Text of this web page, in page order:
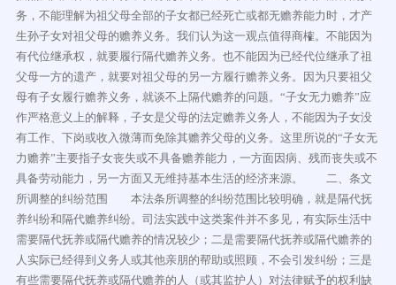
务，不能理解为祖父母全部的子女都已经死亡或都无赡养能力时，才产
生孙子女对祖父母的赡养义务。我们认为这一观点值得商榷。不能因为
有代位继承权，就要履行隔代赡养义务。也不能因为已经代位继承了祖
父母一方的遗产，就要对祖父母的另一方履行赡养义务。因为只要祖父
母有子女履行赡养义务，就谈不上隔代赡养的问题。“子女无力赡养”应
作严格意义上的解释，子女是父母的法定赡养义务人，不能因为子女没
有工作、下岗或收入微薄而免除其赡养父母的义务。这里所说的“子女无
力赡养”主要指子女丧失或不具备赡养能力，一方面因病、残而丧失或不
具备劳动能力，另一方面又无维持基本生活的经济来源。 二、条文
所调整的纠纷范围 本法条所调整的纠纷范围比较明确，就是隔代抚
养纠纷和隔代赡养纠纷。司法实践中这类案件并不多见，有实际生活中
需要隔代抚养或隔代赡养的情况较少；二是需要隔代抚养或隔代赡养的
人实际已经得到义务人或其他亲朋的帮助或照顾，不会引发纠纷；三是
有些需要隔代抚养或隔代赡养的人（或其监护人）对法律赋予的权利缺